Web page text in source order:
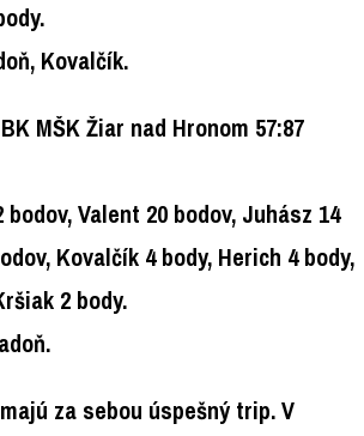
Kovalčík.
MŠK Žiar nad Hronom 57:87
Valent 20 bodov, Juhász 14
Kovalčík 4 body, Herich 4 body,
2 body.
za sebou úspešný trip. V